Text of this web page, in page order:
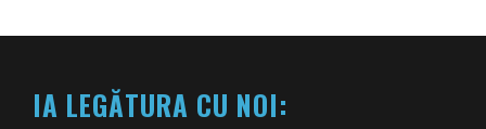
IA LEGĂTURA CU NOI: